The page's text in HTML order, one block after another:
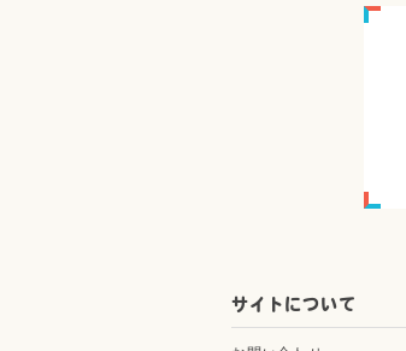
サイトについて